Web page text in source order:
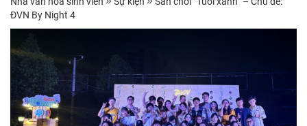
ĐVN By Night 4